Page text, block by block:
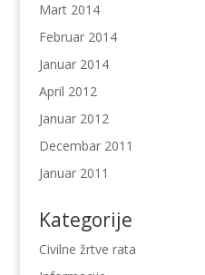
Mart 2014
Februar 2014
Januar 2014
April 2012
Januar 2012
Decembar 2011
Januar 2011
Kategorije
Civilne žrtve rata